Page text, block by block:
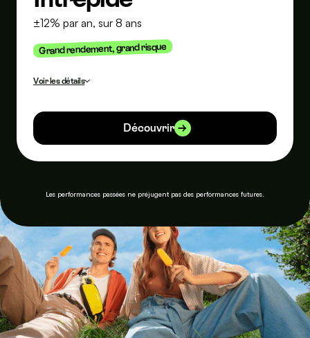
±12% par an, sur 8 ans
Grand rendement, grand risque
Voir les détails
garantit pas le taux futur du portefeuille Intrépide.
Découvrir
Les performances passées ne préjugent pas des performances futures.